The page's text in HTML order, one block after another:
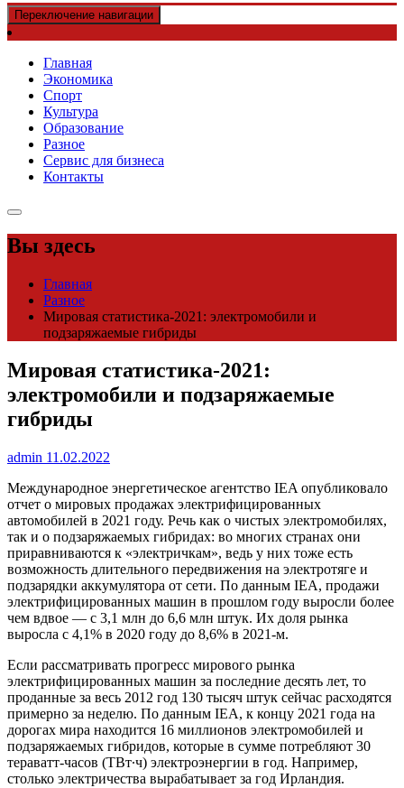
Переключение навигации
Главная
Экономика
Спорт
Культура
Образование
Разное
Сервис для бизнеса
Контакты
Вы здесь
Главная
Разное
Мировая статистика-2021: электромобили и
подзаряжаемые гибриды
Мировая статистика-2021:
электромобили и подзаряжаемые
гибриды
admin 11.02.2022
Международное энергетическое агентство IEA опубликовало
отчет о мировых продажах электрифицированных
автомобилей в 2021 году. Речь как о чистых электромобилях,
так и о подзаряжаемых гибридах: во многих странах они
приравниваются к «электричкам», ведь у них тоже есть
возможность длительного передвижения на электротяге и
подзарядки аккумулятора от сети. По данным IEA, продажи
электрифицированных машин в прошлом году выросли более
чем вдвое — с 3,1 млн до 6,6 млн штук. Их доля рынка
выросла с 4,1% в 2020 году до 8,6% в 2021-м.
Если рассматривать прогресс мирового рынка
электрифицированных машин за последние десять лет, то
проданные за весь 2012 год 130 тысяч штук сейчас расходятся
примерно за неделю. По данным IEA, к концу 2021 года на
дорогах мира находится 16 миллионов электромобилей и
подзаряжаемых гибридов, которые в сумме потребляют 30
тераватт-часов (ТВт∙ч) электроэнергии в год. Например,
столько электричества вырабатывает за год Ирландия.